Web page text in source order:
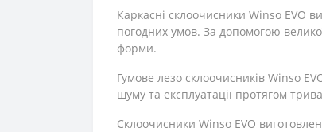
Каркасні склоочисники Winso EVO
погодних умов. За допомогою
форми.
Гумове лезо склоочисників Winso
шуму та експлуатації протягом
Склоочисники Winso EVO